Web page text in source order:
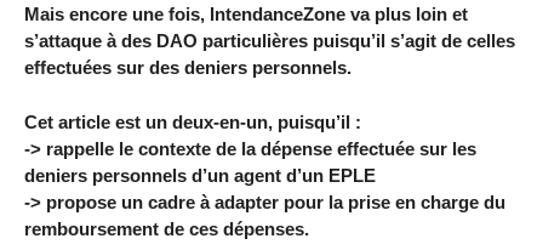
Mais encore une fois, IntendanceZone va plus loin et
s’attaque à des DAO particulières puisqu’il s’agit de celles
effectuées sur des deniers personnels.
Cet article est un deux-en-un, puisqu’il :
-> rappelle le contexte de la dépense effectuée sur les
deniers personnels d’un agent d’un EPLE
-> propose un cadre à adapter pour la prise en charge du
remboursement de ces dépenses.